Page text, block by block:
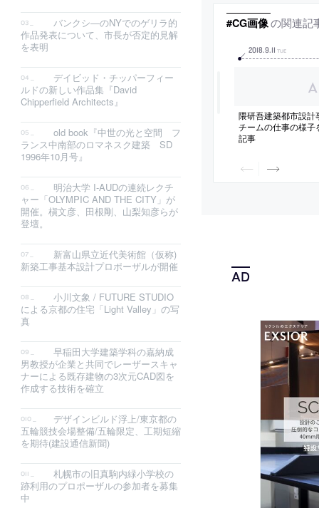
バンクシ―のNYでのゲリラ的
作品発表について、市長が否定的見解
を表明
デイビッド・チッパーフィー
ルドの新しい作品集『David
Chipperfield Architects』
old book『中世の光と空間 フ
ランス中南部のロマネスク建築 SD
1996年10月号』
明治大学 I-AUDの連続レクチ
ャー「OLYMPIC AND THE CITY」が
開催。槇文彦、田根剛、山梨知彦らが
登壇。
新富山県立近代美術館（仮称)
新築工事基本設計プロポーザルが開催
小川文象 / FUTURE STUDIO
による京都の住宅「Light Valley」の写
真
早稲田大学建築学科の嘉納成
男教授が企業と共同でレーザースキャ
ナーによる既存建物の3次元CAD図を
作成する技術を確立
デザインビルド浮上/東京都の
五輪競技会場整備/五輪限定、工期短縮
を期待(建設通信新聞)
札幌市の旧真駒内緑小学校の
跡利用のプロポーザルの参加者を募集
中
#CG画像 の関連記
2018.9.11 TUE
隈研吾建築都市設
チームの仕事の様子
記事